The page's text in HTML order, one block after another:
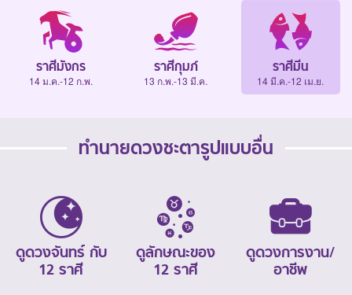
ราศีมังกร
14 ม.ค.-12 ก.พ.
ราศีกุมภ์
13 ก.พ.-13 มี.ค.
ราศีมีน
14 มี.ค.-12 เม.ย.
ทำนายดวงชะตารูปแบบอื่น
ดูดวงจันทร์ กับ
12 ราศี
ดูลักษณะของ
12 ราศี
ดูดวงการงาน/
อาชีพ